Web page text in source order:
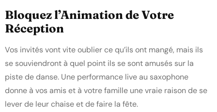
Bloquez l’Animation de Votre
Réception
Vos invités vont vite oublier ce qu’ils ont mangé, mais ils
se souviendront à quel point ils se sont amusés sur la
piste de danse. Une performance live au saxophone
donne à vos amis et à votre famille une vraie raison de se
lever de leur chaise et de faire la fête.